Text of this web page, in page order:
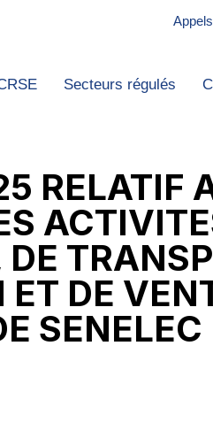
Secteurs régulés
RELATIF
DE
SENELEC